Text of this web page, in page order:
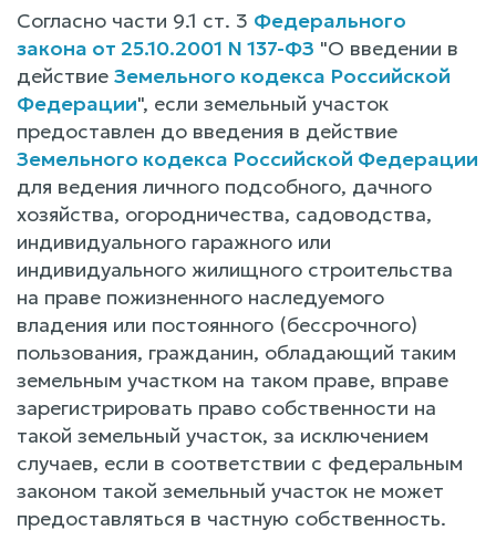
Согласно части 9.1 ст. 3 Федерального
закона от 25.10.2001 N 137-ФЗ "О введении в
действие Земельного кодекса Российской
Федерации", если земельный участок
предоставлен до введения в действие
Земельного кодекса Российской Федерации
для ведения личного подсобного, дачного
хозяйства, огородничества, садоводства,
индивидуального гаражного или
индивидуального жилищного строительства
на праве пожизненного наследуемого
владения или постоянного (бессрочного)
пользования, гражданин, обладающий таким
земельным участком на таком праве, вправе
зарегистрировать право собственности на
такой земельный участок, за исключением
случаев, если в соответствии с федеральным
законом такой земельный участок не может
предоставляться в частную собственность.